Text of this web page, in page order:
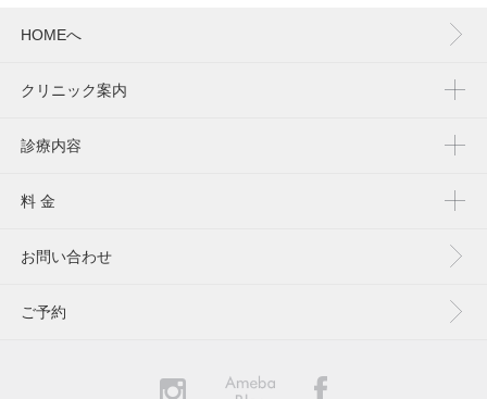
HOMEへ
クリニック案内
診療内容
料 金
お問い合わせ
ご予約